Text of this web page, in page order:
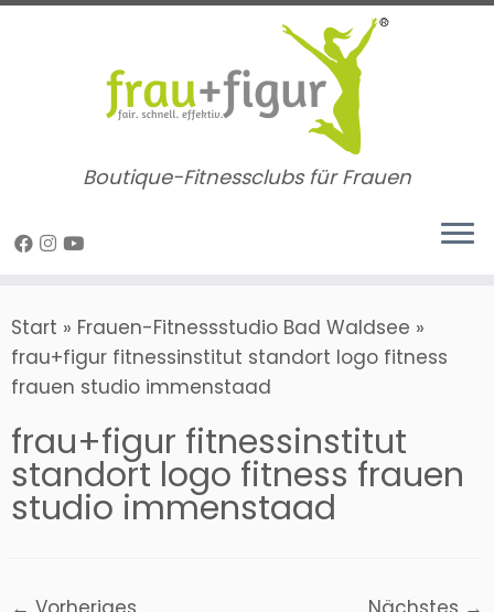
Zum
Boutique-Fitnessclubs für Frauen
Start » Frauen-Fitnessstudio Bad Waldsee »
frau+figur fitnessinstitut standort logo fitness
frauen studio immenstaad
frau+figur fitnessinstitut
standort logo fitness frauen
studio immenstaad